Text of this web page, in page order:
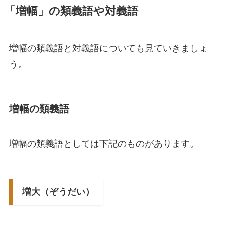
「増幅」の類義語や対義語
増幅の類義語と対義語についても見ていきましょ
う。
増幅の類義語
増幅の類義語としては下記のものがあります。
増大（ぞうだい）